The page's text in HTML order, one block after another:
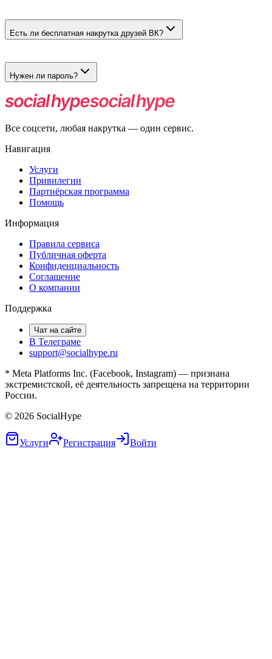
аккаунтов отправителей.
Есть ли бесплатная накрутка друзей ВК?
цена рассчитывается до оплаты.
Нужен ли пароль?
Нет. Достаточно рабочей ссылки на личную страницу ВК.
Все соцсети, любая накрутка — один сервис.
Навигация
Услуги
Привилегии
Партнёрская программа
Помощь
Информация
Правила сервиса
Публичная оферта
Конфиденциальность
Соглашение
О компании
Поддержка
Чат на сайте
В Телеграме
support@socialhype.ru
* Meta Platforms Inc. (Facebook, Instagram) — признана
экстремистской, её деятельность запрещена на территории
России.
© 2026 SocialHype
Услуги Регистрация Войти